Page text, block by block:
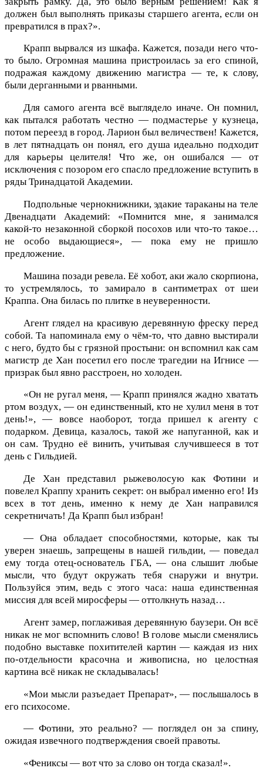
должен был выполнять приказы старшего агента, если он
превратился в прах?».
Крапп вырвался из шкафа. Кажется, позади него что-
то было. Огромная машина пристроилась за его спиной,
подражая каждому движению магистра — те, к слову,
были дерганными и рванными.
Для самого агента всё выглядело иначе. Он помнил,
как пытался работать честно — подмастерье у кузнеца,
потом переезд в город. Ларион был величествен! Кажется,
в лет пятнадцать он понял, его душа идеально подходит
для карьеры целителя! Что же, он ошибался — от
исключения с позором его спасло предложение вступить в
ряды Тринадцатой Академии.
Подпольные чернокнижники, эдакие тараканы на теле
Двенадцати Академий: «Помнится мне, я занимался
какой-то незаконной сборкой посохов или что-то такое…
не особо выдающиеся», — пока ему не пришло
предложение.
Машина позади ревела. Её хобот, аки жало скорпиона,
то устремлялось, то замирало в сантиметрах от шеи
Краппа. Она билась по плитке в неуверенности.
Агент глядел на красивую деревянную фреску перед
собой. Та напоминала ему о чём-то, что давно выстирали
с него, будто бы с грязной простыни: он вспомнил как сам
магистр де Хан посетил его после трагедии на Игнисе —
призрак был явно расстроен, но холоден.
«Он не ругал меня, — Крапп принялся жадно хватать
ртом воздух, — он единственный, кто не хулил меня в тот
день!», — вовсе наоборот, тогда пришел к агенту с
подарком. Девица, казалось, такой же напуганной, как и
он сам. Трудно её винить, учитывая случившееся в тот
день с Гильдией.
Де Хан представил рыжеволосую как Фотини и
повелел Краппу хранить секрет: он выбрал именно его! Из
всех в тот день, именно к нему де Хан направился
секретничать! Да Крапп был избран!
— Она обладает способностями, которые, как ты
уверен знаешь, запрещены в нашей гильдии, — поведал
ему тогда отец-основатель ГБА, — она слышит любые
мысли, что будут окружать тебя снаружи и внутри.
Пользуйся этим, ведь с этого часа: наша единственная
миссия для всей миросферы — оттолкнуть назад…
Агент замер, поглаживая деревянную баузери. Он всё
никак не мог вспомнить слово! В голове мысли сменялись
подобно выставке похитителей картин — каждая из них
по-отдельности красочна и живописна, но целостная
картина всё никак не складывалась!
«Мои мысли разъедает Препарат», — послышалось в
его психосоме.
— Фотини, это реально? — поглядел он за спину,
ожидая извечного подтверждения своей правоты.
«Фениксы — вот что за слово он тогда сказал!».